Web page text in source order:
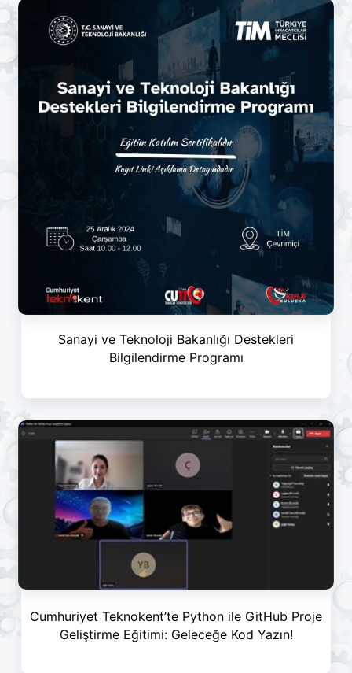
Sanayi ve Teknoloji Bakanlığı Destekleri
Bilgilendirme Programı
Cumhuriyet Teknokent’te Python ile GitHub Proje
Geliştirme Eğitimi: Geleceğe Kod Yazın!